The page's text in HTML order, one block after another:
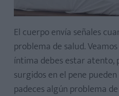
El cuerpo envía señales
problema de salud.
íntima debes estar atento,
surgidos en el pene
padeces algún problema